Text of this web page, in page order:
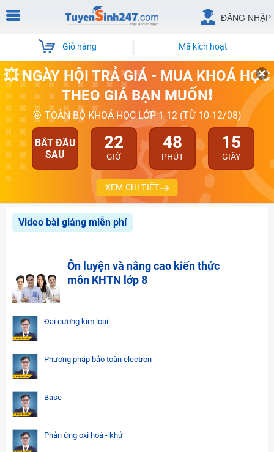
ĐĂNG NHẬP
Giỏ hàng Mã kích hoạt
💥 NGÀY HỘI TRẢ GIÁ - MUA KHOÁ HỌC
THEO GIÁ BẠN MUỐN❗
🎯 TOÀN BỘ KHOÁ HỌC LỚP 1-12 (TỪ 10-12/08)
BẮT ĐẦU
SAU
22
GIỜ
48
PHÚT
15
GIÂY
XEM CHI TIẾT
Video bài giảng miễn phí
Ôn luyện và nâng cao kiến thức
môn KHTN lớp 8
Đại cương kim loại
Phương pháp bảo toàn electron
Base
Phản ứng oxi hoá - khử